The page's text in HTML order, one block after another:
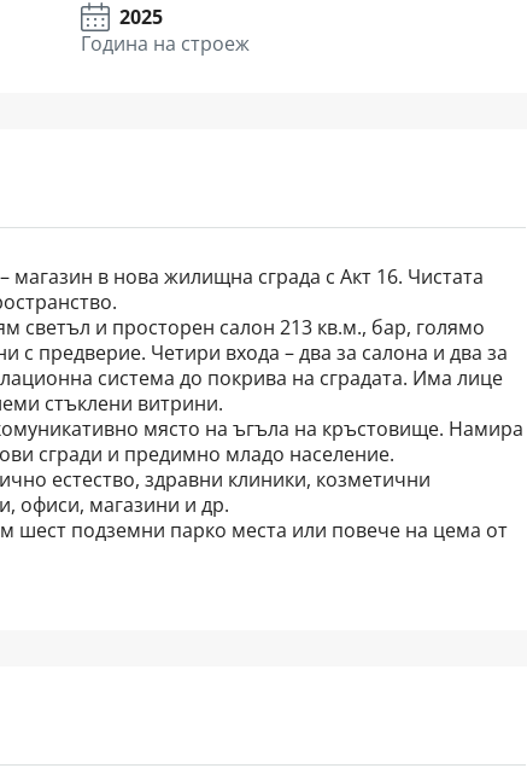
2025
Година на строеж
в нова жилищна сграда с Акт 16. Чистата
светъл и просторен салон 213 кв.м., бар, голямо
с предверие. Четири входа – два за салона и два за
система до покрива на сградата. Има лице
стъклени витрини.
място на ъгъла на кръстовище. Намира
сгради и предимно младо население.
естество, здравни клиники, козметични
офиси, магазини и др.
подземни парко места или повече на цема от